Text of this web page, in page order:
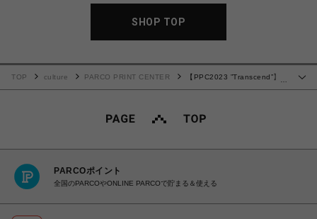
SHOP TOP
…
TOP culture PARCO PRINT CENTER
【PPC2023 ”Transcend”】
PARCOポイント
全国のPARCOやONLINE PARCOで貯まる＆使える